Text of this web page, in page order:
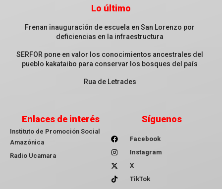
Lo último
Frenan inauguración de escuela en San Lorenzo por
deficiencias en la infraestructura
SERFOR pone en valor los conocimientos ancestrales del
pueblo kakataibo para conservar los bosques del país
Rua de Letrades
Enlaces de interés
Instituto de Promoción Social
Amazónica
Radio Ucamara
Síguenos
Facebook
Instagram
X
TikTok